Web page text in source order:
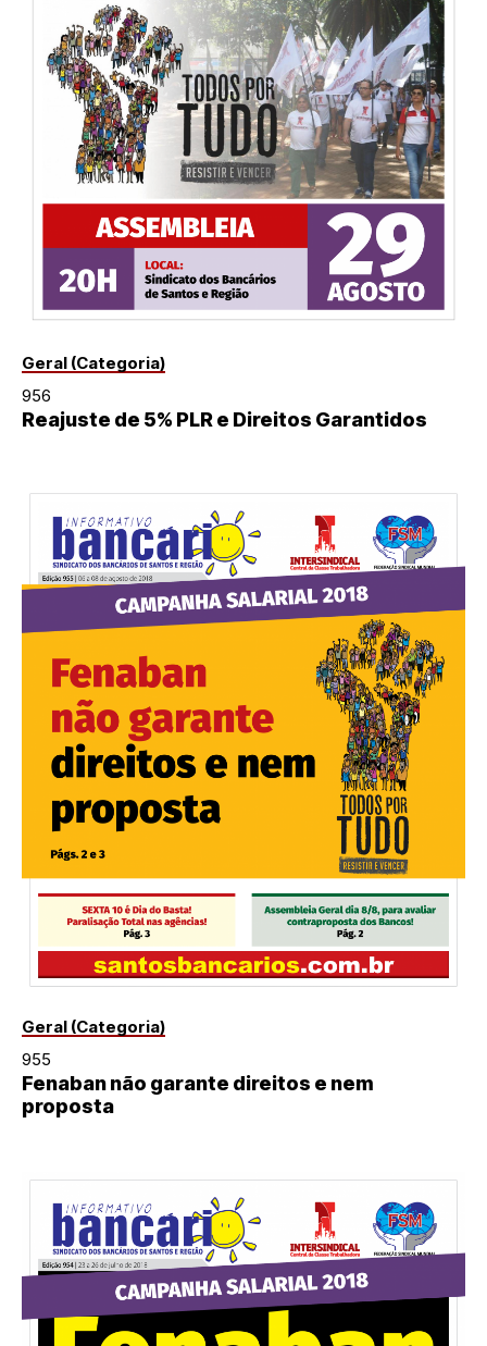
Geral (Categoria)
956
Reajuste de 5% PLR e Direitos Garantidos
Geral (Categoria)
955
Fenaban não garante direitos e nem
proposta